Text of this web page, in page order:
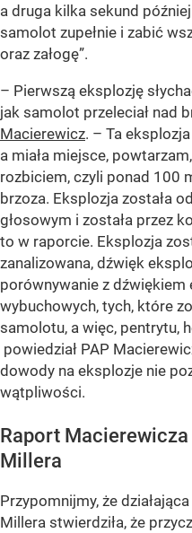
a druga kilka sekund
samolot zupełnie i zabić
oraz załogę”.
– Pierwszą eksplozję
jak samolot przeleciał nad
Macierewicz. – Ta
a miała miejsce,
rozbiciem, czyli ponad 100
brzoza. Eksplozja została
głosowym i została przez
to w raporcie. Eksplozja
zanalizowana, dźwięk
porównywanie z dźwiękiem
wybuchowych, tych, które
samolotu, a więc, pentrytu,
powiedział PAP
dowody na eksplozje nie
wątpliwości.
Raport
Millera
Przypomnijmy, że
Millera stwierdziła, że